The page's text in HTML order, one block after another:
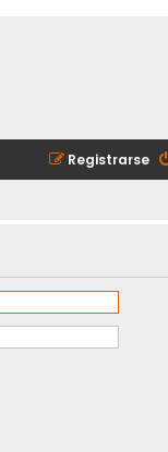
Registrarse